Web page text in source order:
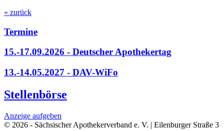
« zurück
Termine
15.-17.09.2026 - Deutscher Apothekertag
13.-14.05.2027 - DAV-WiFo
Stellenbörse
Anzeige aufgeben
© 2026 - Sächsischer Apothekerverband e. V. | Eilenburger Straße 3